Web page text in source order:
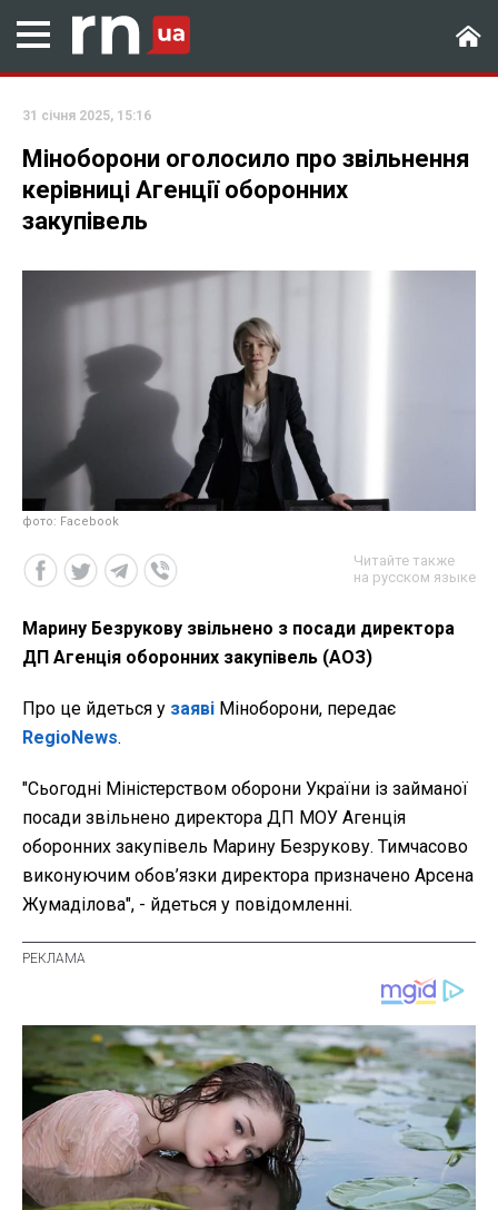
31 січня 2025, 15:16
Міноборони оголосило про звільнення
керівниці Агенції оборонних
закупівель
фото: Facebook
Читайте также
на русском языке
Марину Безрукову звільнено з посади директора
ДП Агенція оборонних закупівель (АОЗ)
Про це йдеться у заяві Міноборони, передає
RegioNews.
"Сьогодні Міністерством оборони України із займаної
посади звільнено директора ДП МОУ Агенція
оборонних закупівель Марину Безрукову. Тимчасово
виконуючим обов’язки директора призначено Арсена
Жумаділова", - йдеться у повідомленні.